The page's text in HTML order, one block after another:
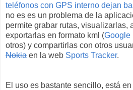
teléfonos con GPS interno dejan
no es es un problema de la
permite grabar rutas, visualizarlas,
exportarlas en formato kml (Google
otros) y compartirlas con otros
Nokia en la web Sports Tracker.
El uso es bastante sencillo, está